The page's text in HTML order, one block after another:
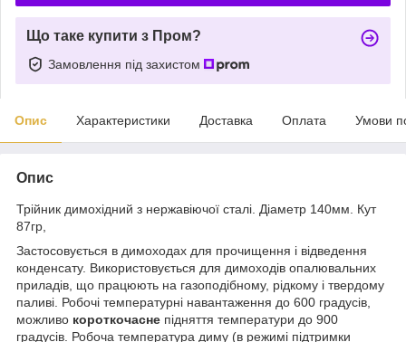
Що таке купити з Пром?
Замовлення під захистом
Опис Характеристики Доставка Оплата Умови
Опис
Трійник димохідний з нержавіючої сталі. Діаметр 140мм. Кут
87гр,
Застосовується в димоходах для прочищення і відведення
конденсату. Використовується для димоходів опалювальних
приладів, що працюють на газоподібному, рідкому і твердому
паливі. Робочі температурні навантаження до 600 градусів,
можливо короткочасне підняття температури до 900
градусів. Робоча температура диму (в режимі підтримки